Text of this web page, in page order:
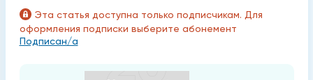
Эта статья доступна только подписчикам. Для
оформления подписки выберите абонемент
Подписан/а